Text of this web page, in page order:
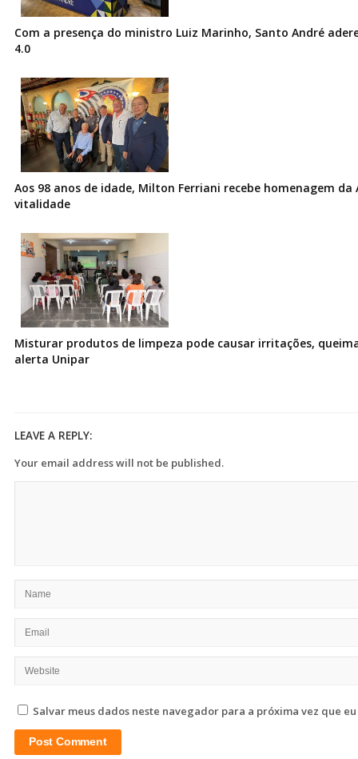
Com a presença do ministro Luiz Marinho, Santo André
4.0
Aos 98 anos de idade, Milton Ferriani recebe homenagem da
vitalidade
Misturar produtos de limpeza pode causar irritações,
alerta Unipar
LEAVE A REPLY:
Your email address will not be published.
Salvar meus dados neste navegador para a próxima vez que